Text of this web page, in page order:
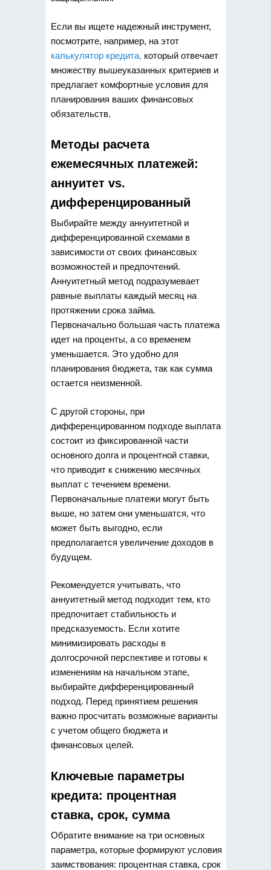
Если вы ищете надежный инструмент,
посмотрите, например, на этот
калькулятор кредита, который отвечает
множеству вышеуказанных критериев и
предлагает комфортные условия для
планирования ваших финансовых
обязательств.
Методы расчета
ежемесячных платежей:
аннуитет vs.
дифференцированный
Выбирайте между аннуитетной и
дифференцированной схемами в
зависимости от своих финансовых
возможностей и предпочтений.
Аннуитетный метод подразумевает
равные выплаты каждый месяц на
протяжении срока займа.
Первоначально большая часть платежа
идет на проценты, а со временем
уменьшается. Это удобно для
планирования бюджета, так как сумма
остается неизменной.
С другой стороны, при
дифференцированном подходе выплата
состоит из фиксированной части
основного долга и процентной ставки,
что приводит к снижению месячных
выплат с течением времени.
Первоначальные платежи могут быть
выше, но затем они уменьшатся, что
может быть выгодно, если
предполагается увеличение доходов в
будущем.
Рекомендуется учитывать, что
аннуитетный метод подходит тем, кто
предпочитает стабильность и
предсказуемость. Если хотите
минимизировать расходы в
долгосрочной перспективе и готовы к
изменениям на начальном этапе,
выбирайте дифференцированный
подход. Перед принятием решения
важно просчитать возможные варианты
с учетом общего бюджета и
финансовых целей.
Ключевые параметры
кредита: процентная
ставка, срок, сумма
Обратите внимание на три основных
параметра, которые формируют условия
заимствования: процентная ставка, срок